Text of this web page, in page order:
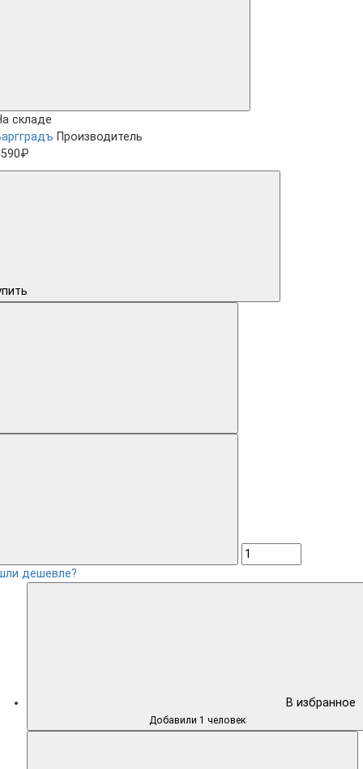
складе
Производитель
дешевле?
В избранное
Добавили 1 человек